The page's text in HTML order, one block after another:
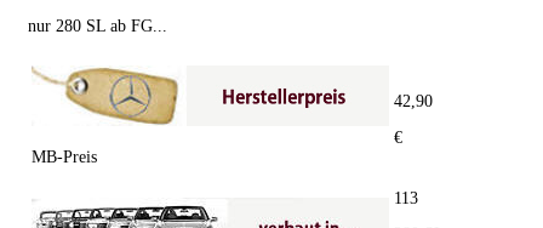
nur 280 SL ab FG...
MB-Preis
42,90
€
113